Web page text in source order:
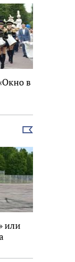
в
Выбрать
или